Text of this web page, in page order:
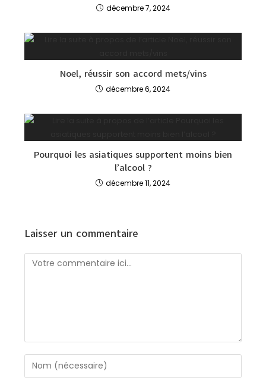
décembre 7, 2024
Noel, réussir son accord mets/vins
décembre 6, 2024
Pourquoi les asiatiques supportent moins bien
l’alcool ?
décembre 11, 2024
Laisser un commentaire